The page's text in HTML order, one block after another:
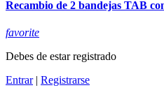
Recambio de 2 bandejas TAB
favorite
Debes de estar registrado
Entrar| Registrarse